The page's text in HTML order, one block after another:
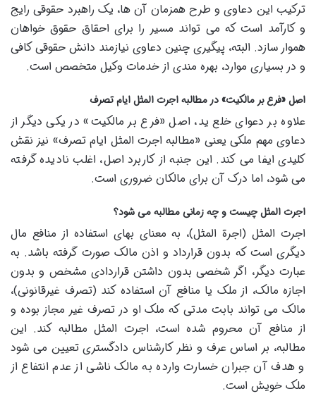
ترکیب این دعاوی و طرح همزمان آن ها، یک راهبرد حقوقی رایج
و کارآمد است که می تواند مسیر را برای احقاق حقوق خواهان
هموار سازد. البته، پیگیری چنین دعاوی نیازمند دانش حقوقی کافی
و در بسیاری موارد، بهره مندی از خدمات وکیل متخصص است.
اصل «فرع بر مالکیت» در مطالبه اجرت المثل ایام تصرف
علاوه بر دعوای خلع ید، اصل «فرع بر مالکیت» در یکی دیگر از
دعاوی مهم ملکی یعنی «مطالبه اجرت المثل ایام تصرف» نیز نقش
کلیدی ایفا می کند. این جنبه از کاربرد اصل، اغلب نادیده گرفته
می شود، اما درک آن برای مالکان ضروری است.
اجرت المثل چیست و چه زمانی مطالبه می شود؟
اجرت المثل (اجرة المثل)، به معنای بهای استفاده از منافع مال
دیگری است که بدون قرارداد و اذن مالک صورت گرفته باشد. به
عبارت دیگر، اگر شخصی بدون داشتن قراردادی مشخص و بدون
اجازه مالک، از ملک یا منافع آن استفاده کند (تصرف غیرقانونی)،
مالک می تواند بابت مدتی که ملک او در تصرف غیر مجاز بوده و
از منافع آن محروم شده است، اجرت المثل مطالبه کند. این
مطالبه، بر اساس عرف و نظر کارشناس دادگستری تعیین می شود
و هدف آن جبران خسارت وارده به مالک ناشی از عدم انتفاع از
ملک خویش است.